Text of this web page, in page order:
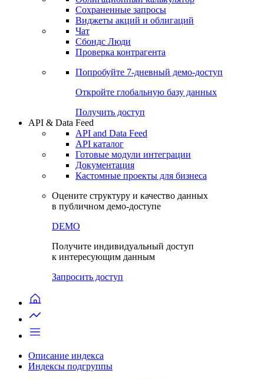
Сохраненные запросы
Виджеты акций и облигаций
Чат
Сбондс Люди
Проверка контрагента
Попробуйте 7-дневный демо-доступ
Откройте глобальную базу данных
Получить доступ
API & Data Feed
API and Data Feed
API каталог
Готовые модули интеграции
Документация
Кастомные проекты для бизнеса
Оцените структуру и качество данных
в публичном демо-доступе
DEMO
Получите индивидуальный доступ
к интересующим данным
Запросить доступ
Описание индекса
Индексы подгруппы